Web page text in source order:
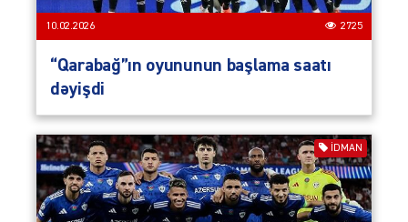
10.02.2026 2725
“Qarabağ”ın oyununun başlama saatı
dəyişdi
İDMAN